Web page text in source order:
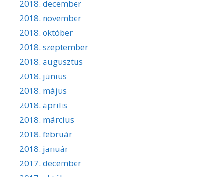
2018. december
2018. november
2018. október
2018. szeptember
2018. augusztus
2018. június
2018. május
2018. április
2018. március
2018. február
2018. január
2017. december